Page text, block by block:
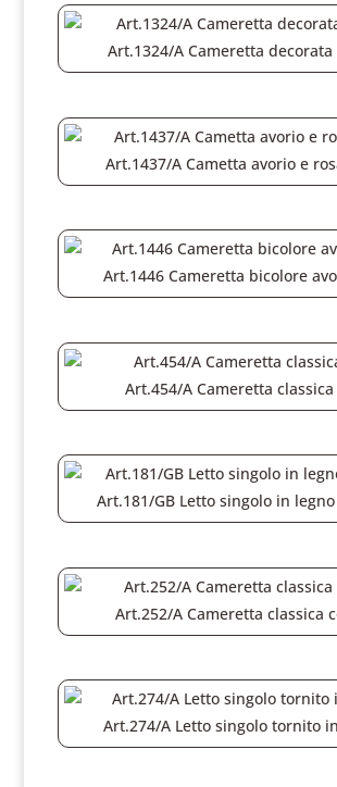
Art.1324/A Cameretta
Art.1437/A Cametta avorio e
Art.1446 Cameretta bicolore
Art.454/A Cameretta
Art.181/GB Letto singolo in
Art.252/A Cameretta classica
Art.274/A Letto singolo tornito